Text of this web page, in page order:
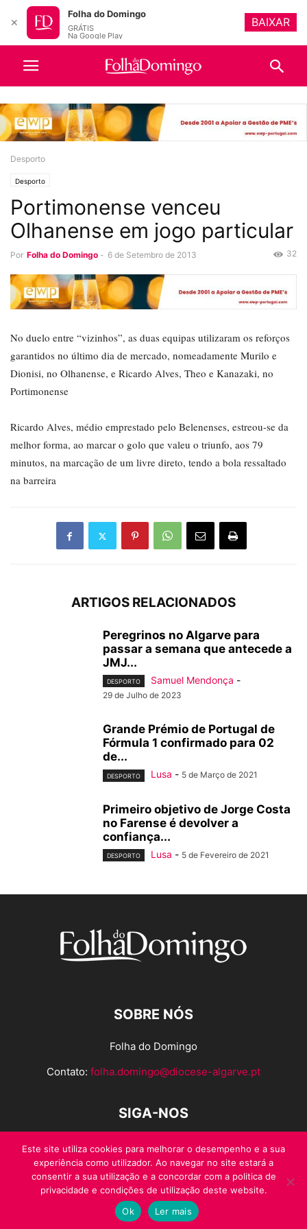
Desporto
Desporto
Portimonense venceu
Olhanense em jogo particular
Por Folha do Domingo - 6 de Setembro de 2013 32
No duelo entre “vizinhos”, as duas equipas utilizaram os reforços
garantidos no último dia de mercado, nomeadamente Murilo e
Dionisi, no Olhanense, e Ricardo Alves, Theo e Kanazaki, no
Portimonense
Ricardo Alves, médio emprestado pelo Belenenses, estreou-se da
melhor forma, ao marcar o golo que valeu o triunfo, aos 79
minutos, na marcação de um livre direto, tendo a bola ressaltado
na barreira
ARTIGOS RELACIONADOS
Peregrinos no Algarve para
passar a semana que antecede a
JMJ...
DESPORTO Samuel Mendonça -
29 de Julho de 2023
Grande Prémio de Portugal de
Fórmula 1 confirmado para 02
de...
DESPORTO Lusa - 5 de Março de 2021
Primeiro objetivo de Jorge Costa
no Farense é devolver a
confiança...
DESPORTO Lusa - 5 de Fevereiro de 2021
SOBRE NÓS
Folha do Domingo
Contato: folha.domingo@diocese-algarve.pt
SIGA-NOS
© Folha do Domingo 2026, todos os direitos reservados.
Este site utiliza cookies para melhorar o desempenho e a sua
experiência como utilizador. Ao navegar no site estará a
consentir a sua utilização e a concordar com a politica de
privacidade e condições de utilização deste website.
Ok
Ler mais
✕
Folha do Domingo
GRÁTIS
Na Google Play
BAIXAR